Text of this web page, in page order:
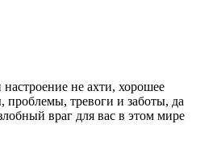
не ахти, хорошее
проблемы, тревоги и заботы, да
враг для вас в этом мире